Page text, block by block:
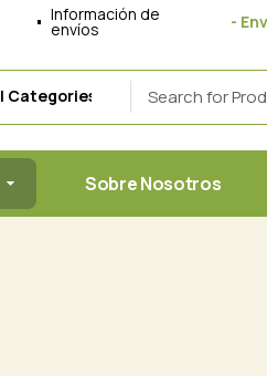
Información de
envíos -
Sobre Nosotros
CODIVAL